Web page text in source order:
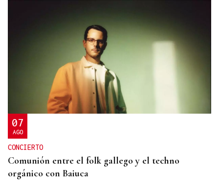
07
AGO
CONCIERTO
Comunión entre el folk gallego y el techno
orgánico con Baiuca